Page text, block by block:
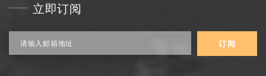
立即订阅
请输入邮箱地址 订阅